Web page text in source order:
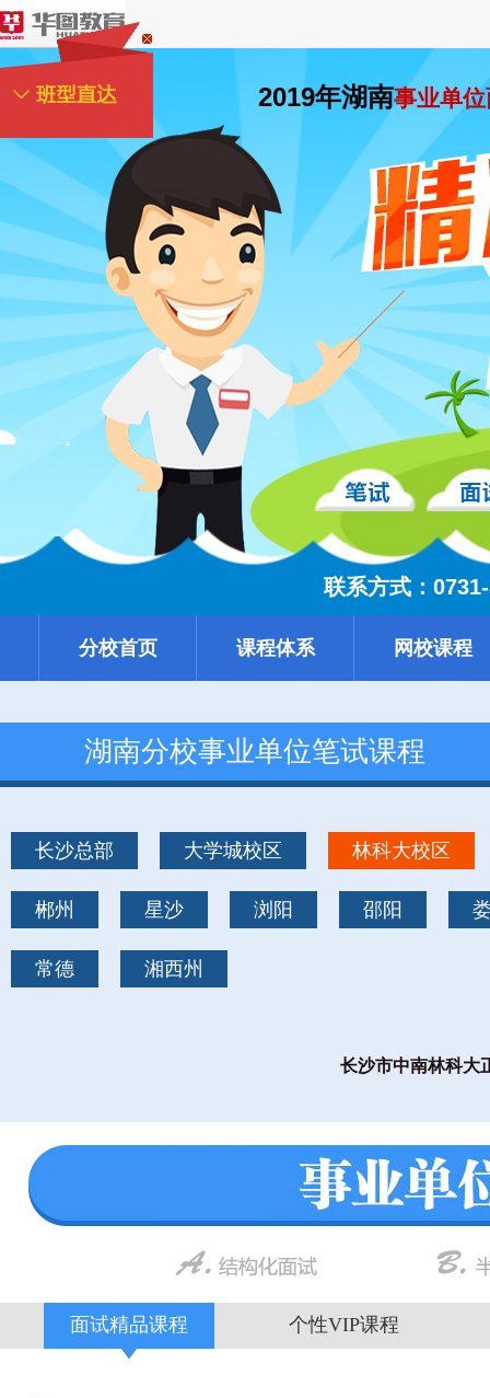
2019年湖南事业单
联系方式：
分校首页 课程体系 网校课程
湖南分校事业单位笔试课程
长沙总部 大学城校区 林科大校区
郴州 星沙 浏阳 邵阳
常德 湘西州
长沙市中南林科大
面试精品课程 个性VIP课程